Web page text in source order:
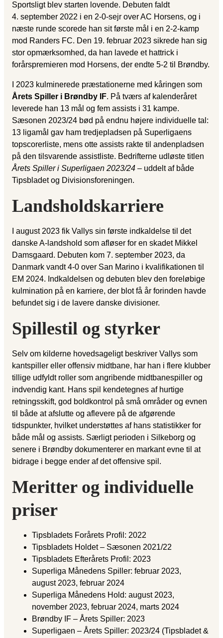
Sportsligt blev starten lovende. Debuten faldt
4. september 2022 i en 2-0-sejr over AC Horsens, og i
næste runde scorede han sit første mål i en 2-2-kamp
mod Randers FC. Den 19. februar 2023 sikrede han sig
stor opmærksomhed, da han lavede et hattrick i
forårspremieren mod Horsens, der endte 5-2 til Brøndby.
I 2023 kulminerede præstationerne med kåringen som
Årets Spiller i Brøndby IF. På tværs af kalenderåret
leverede han 13 mål og fem assists i 31 kampe.
Sæsonen 2023/24 bød på endnu højere individuelle tal:
13 ligamål gav ham tredjepladsen på Superligaens
topscorerliste, mens otte assists rakte til andenpladsen
på den tilsvarende assistliste. Bedrifterne udløste titlen
Årets Spiller i Superligaen 2023/24 – uddelt af både
Tipsbladet og Divisionsforeningen.
Landsholdskarriere
I august 2023 fik Vallys sin første indkaldelse til det
danske A-landshold som afløser for en skadet Mikkel
Damsgaard. Debuten kom 7. september 2023, da
Danmark vandt 4-0 over San Marino i kvalifikationen til
EM 2024. Indkaldelsen og debuten blev den foreløbige
kulmination på en karriere, der blot få år forinden havde
befundet sig i de lavere danske divisioner.
Spillestil og styrker
Selv om kilderne hovedsageligt beskriver Vallys som
kantspiller eller offensiv midtbane, har han i flere klubber
tillige udfyldt roller som angribende midtbanespiller og
indvendig kant. Hans spil kendetegnes af hurtige
retningsskift, god boldkontrol på små områder og evnen
til både at afslutte og aflevere på de afgørende
tidspunkter, hvilket understøttes af hans statistikker for
både mål og assists. Særligt perioden i Silkeborg og
senere i Brøndby dokumenterer en markant evne til at
bidrage i begge ender af det offensive spil.
Meritter og individuelle
priser
Tipsbladets Forårets Profil: 2022
Tipsbladets Holdet – Sæsonen 2021/22
Tipsbladets Efterårets Profil: 2023
Superliga Månedens Spiller: februar 2023,
august 2023, februar 2024
Superliga Månedens Hold: august 2023,
november 2023, februar 2024, marts 2024
Brøndby IF – Årets Spiller: 2023
Superligaen – Årets Spiller: 2023/24 (Tipsbladet &